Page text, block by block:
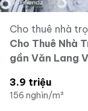
Cho thuê nhà
Cho Thuê Nhà
gần Văn Lang
3.9 triệu
156 nghìn/m²